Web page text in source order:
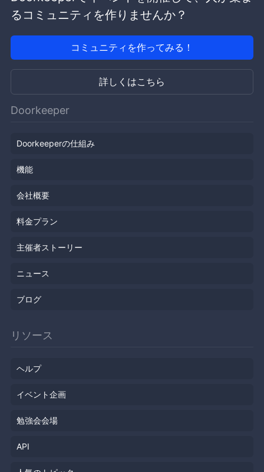
るコミュニティを作りませんか？
コミュニティを作ってみる！
詳しくはこちら
Doorkeeper
Doorkeeperの仕組み
機能
会社概要
料金プラン
主催者ストーリー
ニュース
ブログ
リソース
ヘルプ
イベント企画
勉強会会場
API